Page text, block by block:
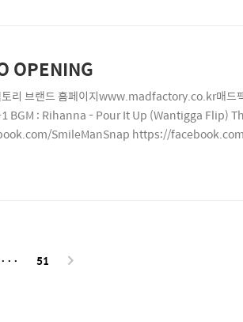
OPENING
리 브랜드 홈페이지www.madfactory.co.kr매드
BGM : Rihanna - Pour It Up (Wantigga Flip)
SmileManSnap https://
··· 51